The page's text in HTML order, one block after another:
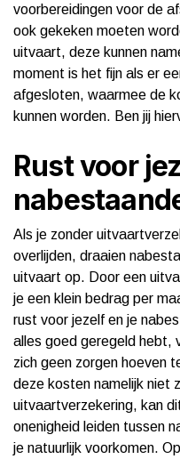
voorbereidingen voor de
ook gekeken moeten
uitvaart, deze kunnen
moment is het fijn als er
afgesloten, waarmee de
kunnen worden. Ben jij
Rust voor
Als je zonder
overlijden, draaien
uitvaart op. Door een
je een klein bedrag per
rust voor jezelf en je
alles goed geregeld hebt,
zich geen zorgen hoeven
deze kosten namelijk niet
uitvaartverzekering, kan
onenigheid leiden tussen
je natuurlijk voorkomen.